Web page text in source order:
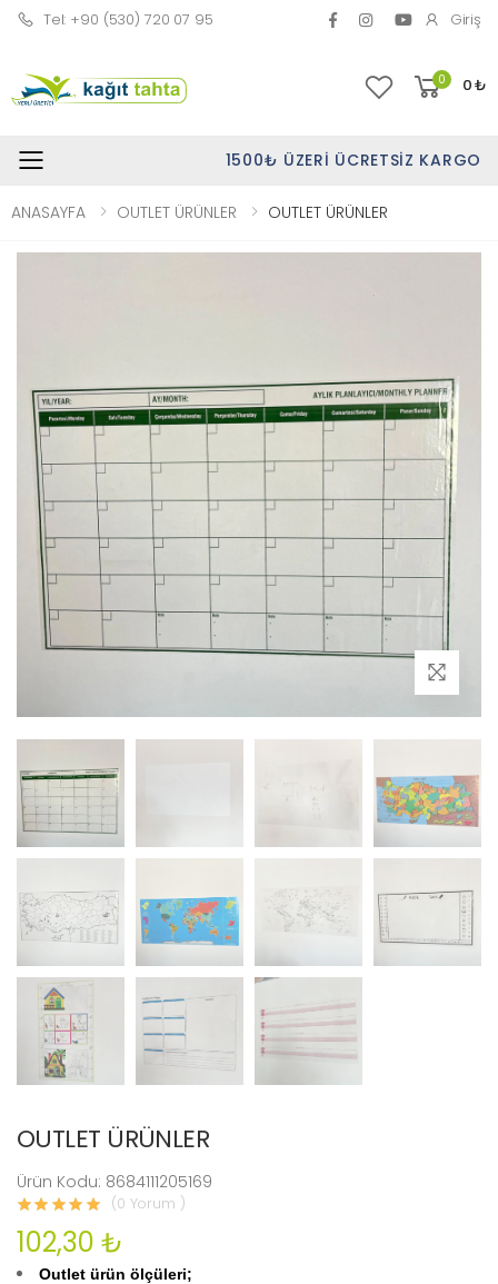
Tel: +90 (530) 720 07 95 Giriş
0 0₺
Toggle mobile menu1500₺ ÜZERI ÜCRETSIZ KARGO
ANASAYFA OUTLET ÜRÜNLER OUTLET ÜRÜNLER
OUTLET ÜRÜNLER
Ürün Kodu: 8684111205169
(0 Yorum )
102,30 ₺
Outlet ürün ölçüleri;